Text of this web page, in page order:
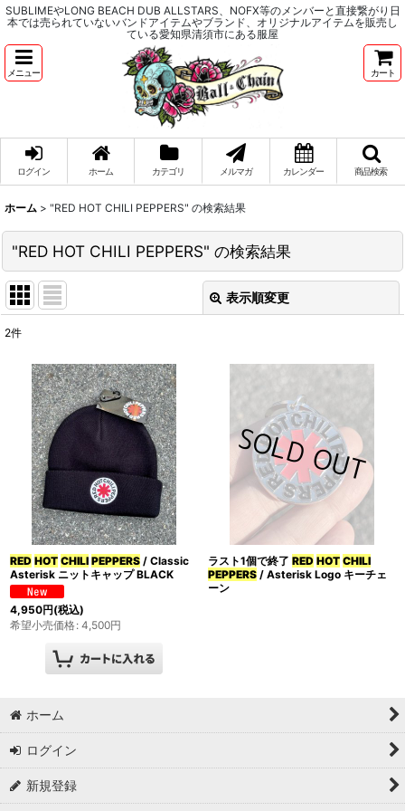
SUBLIMEやLONG BEACH DUB ALLSTARS、NOFX等のメンバーと直接繋がり日
本では売られていないバンドアイテムやブランド、オリジナルアイテムを販売し
ている愛知県清須市にある服屋
メニュー カート
ログイン ホーム カテゴリ メルマガ カレンダー 商品検索
ホーム > "RED HOT CHILI PEPPERS" の検索結果
"RED HOT CHILI PEPPERS" の検索結果
表示順変更
表示数:
並び順
カテゴリ
特集:
絞り込む
2件
RED HOT CHILI PEPPERS / Classic
Asterisk ニットキャップ BLACK
4,950円(税込)
希望小売価格: 4,500円
ラスト1個で終了 RED HOT CHILI
PEPPERS / Asterisk Logo キーチェ
ーン
ホーム
ログイン
新規登録